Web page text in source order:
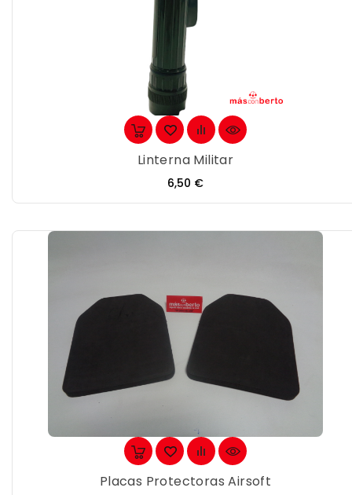
Linterna Militar
Precio
6,50 €
Placas Protectoras Airsoft